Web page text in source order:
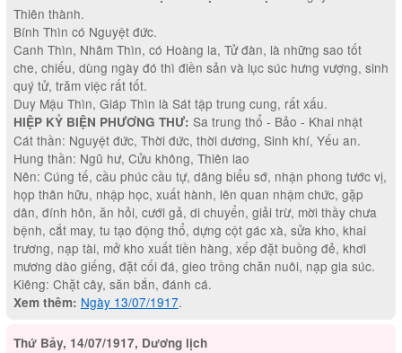
Thiên thành.
Bính Thìn có Nguyệt đức.
Canh Thìn, Nhâm Thìn, có Hoàng la, Tử đàn, là những sao tốt
che, chiếu, dùng ngày đó thì điền sản và lục súc hưng vượng, sinh
quý tử, trăm việc rất tốt.
Duy Mậu Thìn, Giáp Thìn là Sát tập trung cung, rất xấu.
HIỆP KỶ BIỆN PHƯƠNG THƯ: Sa trung thổ - Bảo - Khai nhật
Cát thần: Nguyệt đức, Thời đức, thời dương, Sinh khí, Yếu an.
Hung thần: Ngũ hư, Cửu không, Thiên lao
Nên: Cúng tế, cầu phúc cầu tự, dâng biểu sớ, nhận phong tước vị,
họp thân hữu, nhập học, xuất hành, lên quan nhậm chức, gặp
dân, đính hôn, ăn hỏi, cưới gả, di chuyển, giải trừ, mời thầy chưa
bệnh, cắt may, tu tạo động thổ, dựng cột gác xà, sửa kho, khai
trương, nạp tài, mở kho xuất tiền hàng, xếp đặt buồng đẻ, khơi
mương dào giếng, đặt cối đá, gieo trồng chăn nuôi, nạp gia súc.
Kiêng: Chặt cây, săn bắn, đánh cá.
Xem thêm: Ngày 13/07/1917.
Thứ Bảy, 14/07/1917, Dương lịch